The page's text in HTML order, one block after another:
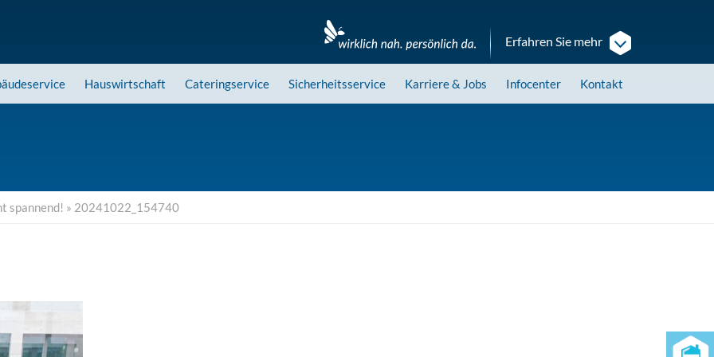
Erfahren Sie mehr
Hauswirtschaft Cateringservice Sicherheitsservice Karriere& Jobs Infocenter Kontakt
spannend! » 20241022_154740